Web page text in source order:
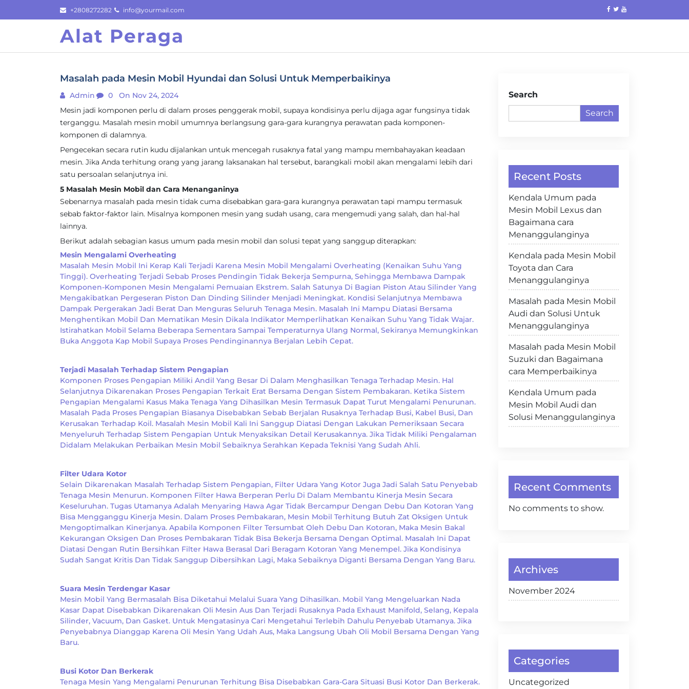
to
+2808272282 info@yourmail.com
Alat Peraga
Masalah pada Mesin Mobil Hyundai dan Solusi Untuk Memperbaikinya
Admin 0
On Nov 24, 2024
Mesin jadi komponen perlu di dalam proses penggerak mobil, supaya kondisinya perlu dijaga agar fungsinya tidak
terganggu. Masalah mesin mobil umumnya berlangsung gara-gara kurangnya perawatan pada komponen-
komponen di dalamnya.
Pengecekan secara rutin kudu dijalankan untuk mencegah rusaknya fatal yang mampu membahayakan keadaan
mesin. Jika Anda terhitung orang yang jarang laksanakan hal tersebut, barangkali mobil akan mengalami lebih dari
satu persoalan selanjutnya ini.
5 Masalah Mesin Mobil dan Cara Menanganinya
Sebenarnya masalah pada mesin tidak cuma disebabkan gara-gara kurangnya perawatan tapi mampu termasuk
sebab faktor-faktor lain. Misalnya komponen mesin yang sudah usang, cara mengemudi yang salah, dan hal-hal
lainnya.
Berikut adalah sebagian kasus umum pada mesin mobil dan solusi tepat yang sanggup diterapkan:
Mesin Mengalami Overheating
Masalah Mesin Mobil Ini Kerap Kali Terjadi Karena Mesin Mobil Mengalami Overheating (kenaikan Suhu Yang
Tinggi). Overheating Terjadi Sebab Proses Pendingin Tidak Bekerja Sempurna, Sehingga Membawa Dampak
Komponen-Komponen Mesin Mengalami Pemuaian Ekstrem. Salah Satunya Di Bagian Piston Atau Silinder Yang
Mengakibatkan Pergeseran Piston Dan Dinding Silinder Menjadi Meningkat. Kondisi Selanjutnya Membawa
Dampak Pergerakan Jadi Berat Dan Menguras Seluruh Tenaga Mesin. Masalah Ini Mampu Diatasi Bersama
Menghentikan Mobil Dan Mematikan Mesin Dikala Indikator Memperlihatkan Kenaikan Suhu Yang Tidak Wajar.
Istirahatkan Mobil Selama Beberapa Sementara Sampai Temperaturnya Ulang Normal, Sekiranya Memungkinkan
Buka Anggota Kap Mobil Supaya Proses Pendinginannya Berjalan Lebih Cepat.
Terjadi Masalah Terhadap Sistem Pengapian
Komponen Proses Pengapian Miliki Andil Yang Besar Di Dalam Menghasilkan Tenaga Terhadap Mesin. Hal
Selanjutnya Dikarenakan Proses Pengapian Terkait Erat Bersama Dengan Sistem Pembakaran. Ketika Sistem
Pengapian Mengalami Kasus Maka Tenaga Yang Dihasilkan Mesin Termasuk Dapat Turut Mengalami Penurunan.
Masalah Pada Proses Pengapian Biasanya Disebabkan Sebab Berjalan Rusaknya Terhadap Busi, Kabel Busi, Dan
Kerusakan Terhadap Koil. Masalah Mesin Mobil Kali Ini Sanggup Diatasi Dengan Lakukan Pemeriksaan Secara
Menyeluruh Terhadap Sistem Pengapian Untuk Menyaksikan Detail Kerusakannya. Jika Tidak Miliki Pengalaman
Didalam Melakukan Perbaikan Mesin Mobil Sebaiknya Serahkan Kepada Teknisi Yang Sudah Ahli.
Filter Udara Kotor
Selain Dikarenakan Masalah Terhadap Sistem Pengapian, Filter Udara Yang Kotor Juga Jadi Salah Satu Penyebab
Tenaga Mesin Menurun. Komponen Filter Hawa Berperan Perlu Di Dalam Membantu Kinerja Mesin Secara
Keseluruhan. Tugas Utamanya Adalah Menyaring Hawa Agar Tidak Bercampur Dengan Debu Dan Kotoran Yang
Bisa Mengganggu Kinerja Mesin. Dalam Proses Pembakaran, Mesin Mobil Terhitung Butuh Zat Oksigen Untuk
Mengoptimalkan Kinerjanya. Apabila Komponen Filter Tersumbat Oleh Debu Dan Kotoran, Maka Mesin Bakal
Kekurangan Oksigen Dan Proses Pembakaran Tidak Bisa Bekerja Bersama Dengan Optimal. Masalah Ini Dapat
Diatasi Dengan Rutin Bersihkan Filter Hawa Berasal Dari Beragam Kotoran Yang Menempel. Jika Kondisinya
Sudah Sangat Kritis Dan Tidak Sanggup Dibersihkan Lagi, Maka Sebaiknya Diganti Bersama Dengan Yang Baru.
Suara Mesin Terdengar Kasar
Mesin Mobil Yang Bermasalah Bisa Diketahui Melalui Suara Yang Dihasilkan. Mobil Yang Mengeluarkan Nada
Kasar Dapat Disebabkan Dikarenakan Oli Mesin Aus Dan Terjadi Rusaknya Pada Exhaust Manifold, Selang, Kepala
Silinder, Vacuum, Dan Gasket. Untuk Mengatasinya Cari Mengetahui Terlebih Dahulu Penyebab Utamanya. Jika
Penyebabnya Dianggap Karena Oli Mesin Yang Udah Aus, Maka Langsung Ubah Oli Mobil Bersama Dengan Yang
Baru.
Busi Kotor Dan Berkerak
Tenaga Mesin Yang Mengalami Penurunan Terhitung Bisa Disebabkan Gara-Gara Situasi Busi Kotor Dan Berkerak.
Search
Search
Recent Posts
Kendala Umum pada
Mesin Mobil Lexus dan
Bagaimana cara
Menanggulanginya
Kendala pada Mesin Mobil
Toyota dan Cara
Menanggulanginya
Masalah pada Mesin Mobil
Audi dan Solusi Untuk
Menanggulanginya
Masalah pada Mesin Mobil
Suzuki dan Bagaimana
cara Memperbaikinya
Kendala Umum pada
Mesin Mobil Audi dan
Solusi Menanggulanginya
Recent Comments
No comments to show.
Archives
November 2024
Categories
Uncategorized